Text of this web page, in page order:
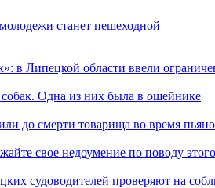
станет пешеходной
в Липецкой области ввели
собак. Одна из них была в ошейнике
до смерти товарища во время
свое недоумение по поводу
судоводителей проверяют на